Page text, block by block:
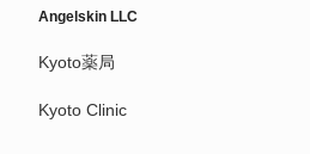
Angelskin LLC
Kyoto薬局
Kyoto Clinic